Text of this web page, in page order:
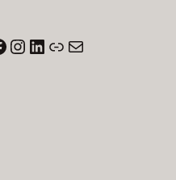
Instagram
LinkedIn
Link
E-Mail